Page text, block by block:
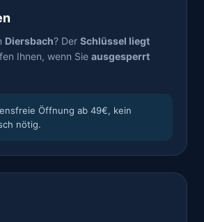
Diersbach? Der Schlüssel liegt
Ihnen, wenn Sie ausgesperrt
Öffnung ab 49€, kein
nötig.